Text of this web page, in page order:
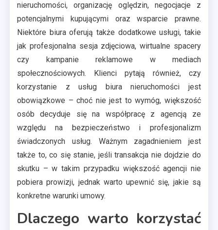
nieruchomości, organizację oględzin, negocjacje z
potencjalnymi kupującymi oraz wsparcie prawne.
Niektóre biura oferują także dodatkowe usługi, takie
jak profesjonalna sesja zdjęciowa, wirtualne spacery
czy kampanie reklamowe w mediach
społecznościowych. Klienci pytają również, czy
korzystanie z usług biura nieruchomości jest
obowiązkowe – choć nie jest to wymóg, większość
osób decyduje się na współpracę z agencją ze
względu na bezpieczeństwo i profesjonalizm
świadczonych usług. Ważnym zagadnieniem jest
także to, co się stanie, jeśli transakcja nie dojdzie do
skutku – w takim przypadku większość agencji nie
pobiera prowizji, jednak warto upewnić się, jakie są
konkretne warunki umowy.
Dlaczego warto korzystać